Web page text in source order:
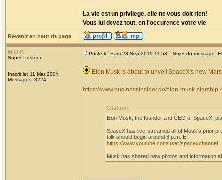
La vie est un privilege, elle ne vous doit rien!
Vous lui devez tout, en l'occurence votre vie
Revenir en haut de page
M.O.P.
Super Posteur
Inscrit le: 11 Mar 2004
Messages: 3224
Posté le: Sam 28 Sep 2019 11:53 Sujet du message:
Elon Musk is about to unveil SpaceX's new
https://www.businessinsider.de/elon-musk-
Citation:
Elon Musk, the founder and CEO of SpaceX,
SpaceX has live-streamed all of Musk's prior
talk should begin around 8 p.m. ET.
https://www.youtube.com/user/spacexchannel
Musk has shared new photos and information